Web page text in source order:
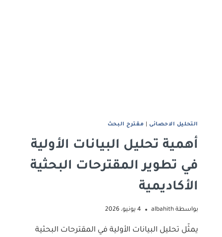
اﻟﺘﺤﻠﻴﻞ اﻻﺣﺼﺎﺋﻰ ﻣﻘﺘﺮح اﻟﺒﺤﺚ
أهمية تحليل البيانات الأولية
في تطوير المقترحات البحثية
الأكاديمية
بواسطة albahith 4 يونيو، 2026
يمثّل تحليل البيانات الأولية في المقترحات البحثية